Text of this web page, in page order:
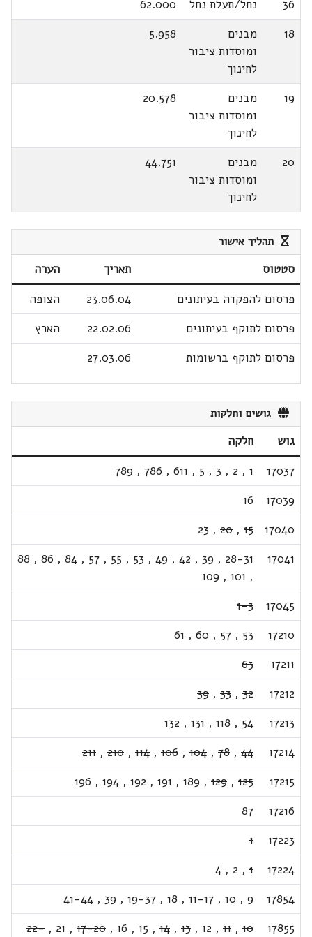
36
נחל/תעלת נחל
62.000
18
מבנים
ומוסדות ציבור
לחינוך
5.958
19
מבנים
ומוסדות ציבור
לחינוך
20.578
20
מבנים
ומוסדות ציבור
לחינוך
44.751
תהליך אישור
סטטוס תאריך
הערה
פרסום להפקדה בעיתונים
23.06.04
הצופה
פרסום לתוקף בעיתונים
22.02.06
הארץ
פרסום לתוקף ברשומות
27.03.06
גושים וחלקות
גוש
חלקה
17037
1
,
2
,
3
,
5
,
611
,
786
,
789
17039
16
17040
15
,
20
,
23
17041
28-31
,
39
,
42
,
49
,
53
,
55
,
57
,
84
,
86
,
88
,
101
,
109
17045
1-3
17210
53
,
57
,
60
,
61
17211
63
17212
32
,
33
,
39
17213
54
,
118
,
131
,
132
17214
44
,
78
,
104
,
106
,
114
,
210
,
211
17215
125
,
129
,
189
,
191
,
192
,
194
,
196
17216
87
17223
1
17224
1
,
2
,
4
17854
9
,
10
,
11-17
,
18
,
19-37
,
39
,
41-44
17855
10
,
11
,
12
,
13
,
14
,
15
,
16
,
17-20
,
21
,
22-